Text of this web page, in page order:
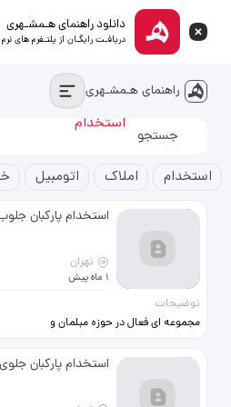
دانلود راهنمای هـمشـهری
دریافـت رایگـان از پلتـفرم های نرم
راهنمای هـمشـهری
استخدام
آپارتمان
استخدام املاک اتومبیل
استخدام پارکبان
تهران
1 ماه پیش
توضیحات
مجموعه ای فعال در حوزه مبلمان و
• توانایی برقراری ارتباط مناسب با
مراجعین • ترجیحاً دارای سابقه کار
مرتبط وظایف: • حضور در ورودی
استخدام پارکبان